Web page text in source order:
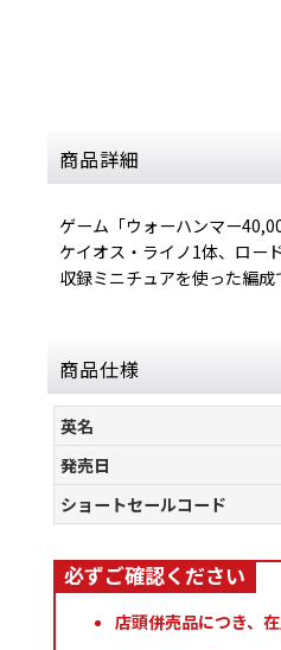
商品詳細
ゲーム「ウォーハンマー
ケイオス・ライノ1体、ロー
収録ミニチュアを使った編
商品仕様
英名
発売日
ショートセールコード
店頭併売品につき、